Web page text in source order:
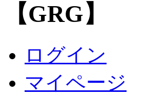
【GRG】
ログイン
マイページ